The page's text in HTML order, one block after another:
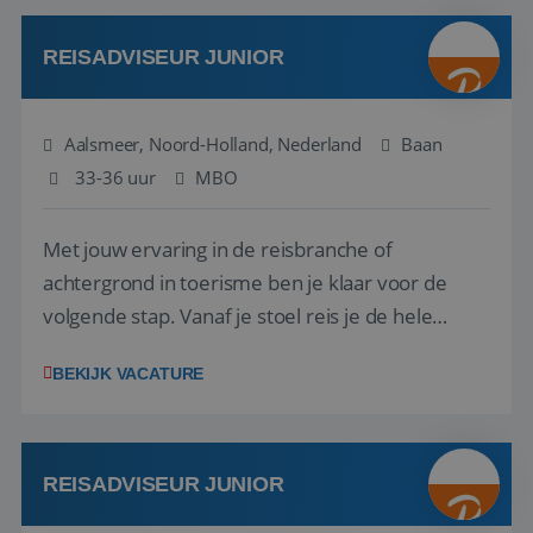
werken: of het nu gaat om vragen ...
REISADVISEUR JUNIOR
Aalsmeer, Noord-Holland, Nederland
Baan
33-36 uur
MBO
Met jouw ervaring in de reisbranche of
achtergrond in toerisme ben je klaar voor de
volgende stap. Vanaf je stoel reis je de hele
wensen van je team, je klant en wat er in de
klanten te overtuigen om die droomreis te
boeken! ...
BEKIJK VACATURE
REISADVISEUR JUNIOR